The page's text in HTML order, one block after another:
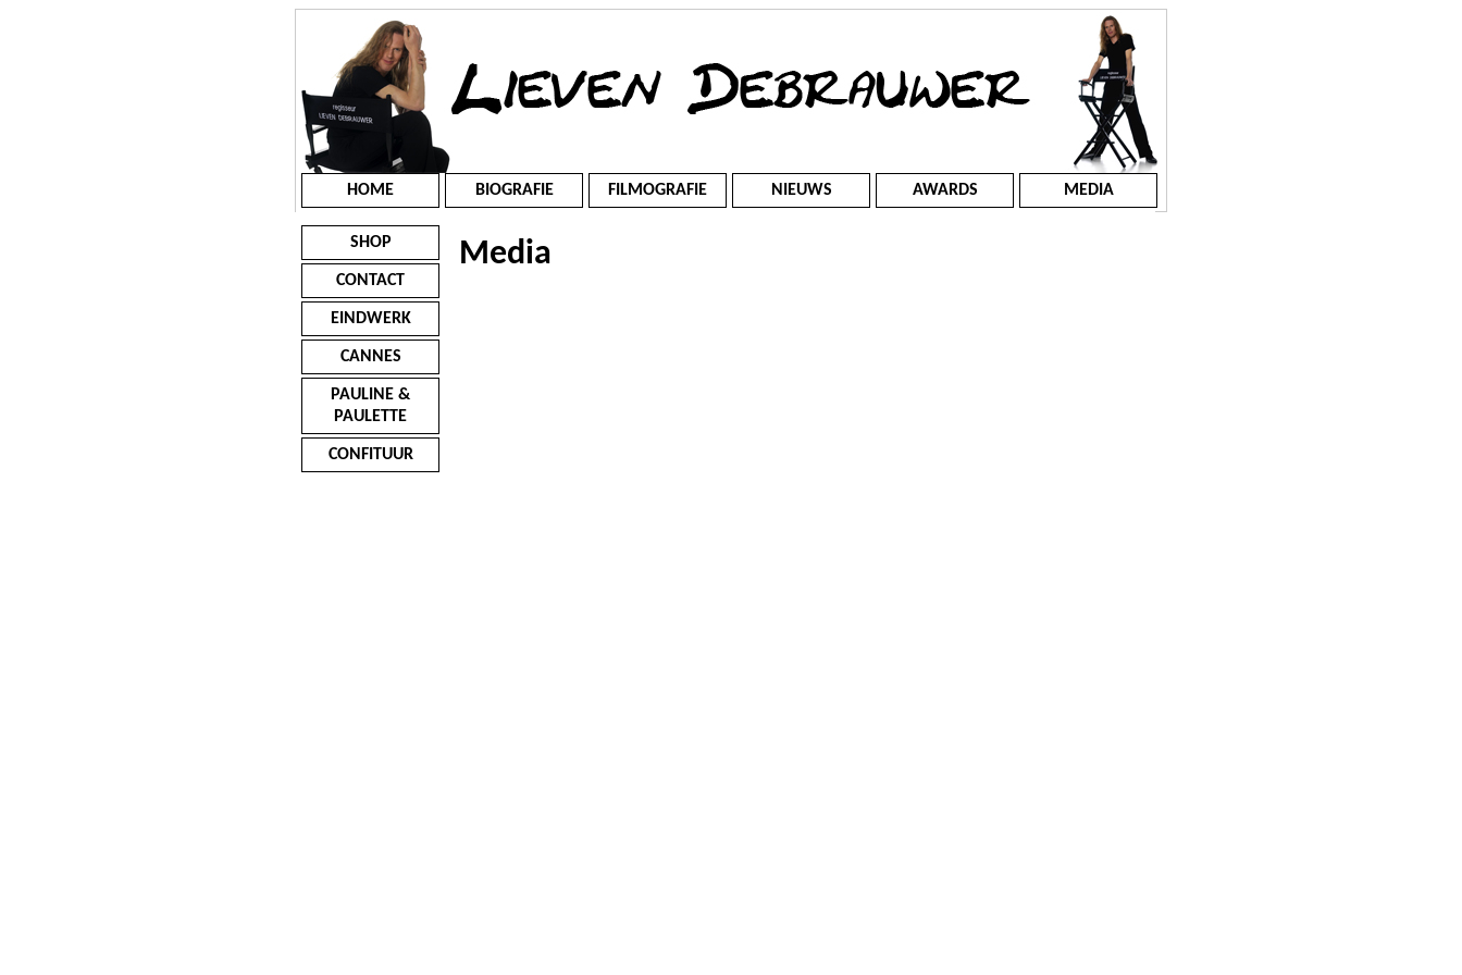
HOME BIOGRAFIE FILMOGRAFIE NIEUWS AWARDS MEDIA
SHOP
CONTACT
EINDWERK
CANNES
PAULINE &
PAULETTE
CONFITUUR
Media